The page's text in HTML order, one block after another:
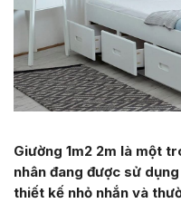
Giường 1m2 2m là một
nhân đang được sử
thiết kế nhỏ nhắn và